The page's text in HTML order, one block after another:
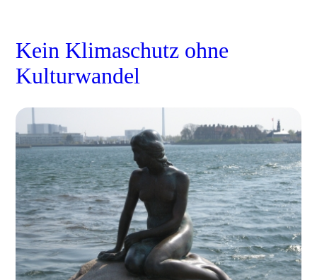
Kein Klimaschutz ohne
Kulturwandel